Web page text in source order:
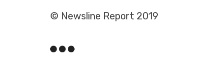
© Newsline Report 2019